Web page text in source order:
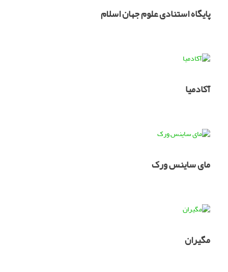
پایگاه استنادی علوم جهان اسلام
آکادمیا
مای ساینس ورک
مگیران